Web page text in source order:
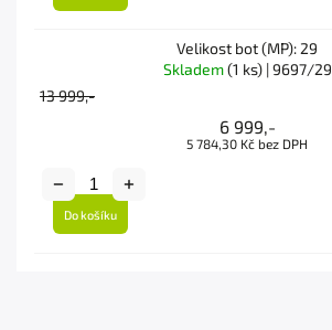
Velikost bot (MP): 29
Skladem(1 ks)| 9697/29
13 999,-
6 999,-
5 784,30 Kč bez DPH
Do košíku